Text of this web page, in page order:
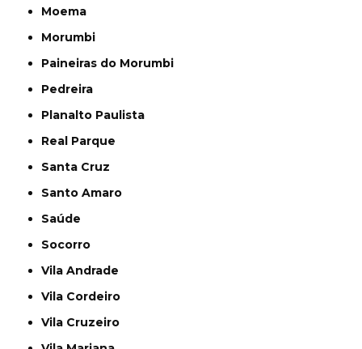
Moema
Morumbi
Paineiras do Morumbi
Pedreira
Planalto Paulista
Real Parque
Santa Cruz
Santo Amaro
Saúde
Socorro
Vila Andrade
Vila Cordeiro
Vila Cruzeiro